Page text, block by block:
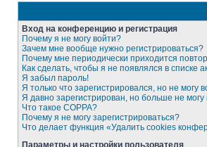
Вход на конференцию и регистрация
Почему я не могу войти?
Зачем мне вообще нужно регистрироваться?
Почему мне периодически приходится
Как сделать, чтобы я не появлялся в списке
Я забыл пароль!
Я только что зарегистрировался, но не могу
Я давно зарегистрирован, но больше не могу
Что такое COPPA?
Почему я не могу зарегистрироваться?
Что делает функция «Удалить cookies
Параметры и настройки пользователя